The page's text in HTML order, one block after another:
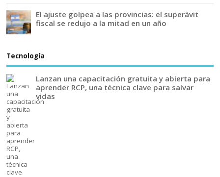
El ajuste golpea a las provincias: el superávit
fiscal se redujo a la mitad en un año
Tecnología
Lanzan una capacitación gratuita y abierta para
aprender RCP, una técnica clave para salvar
vidas